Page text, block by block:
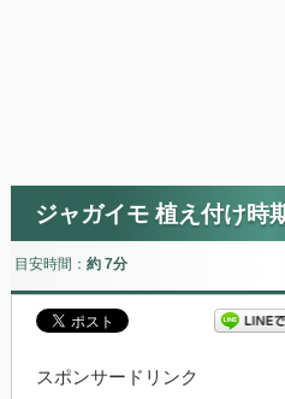
ジャガイモ 植え付け時
目安時間： 約 7分
スポンサードリンク